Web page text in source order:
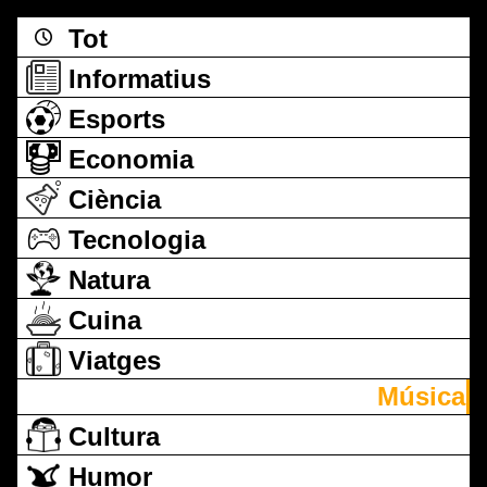
Tot
Informatius
Esports
Economia
Ciència
Tecnologia
Natura
Cuina
Viatges
Música
Cultura
Humor